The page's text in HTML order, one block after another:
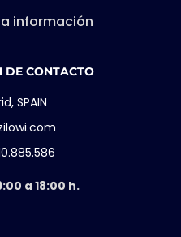
información
DE CONTACTO
SPAIN
a 18:00 h.